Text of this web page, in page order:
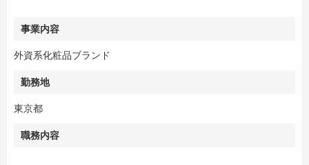
事業内容
外資系化粧品ブランド
勤務地
東京都
職務内容